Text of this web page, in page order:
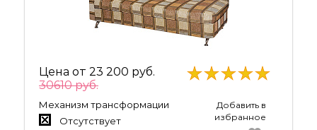
Цена от 23 200 руб.
30610 руб.
Механизм трансформации
Отсутствует
Добавить в
избранное